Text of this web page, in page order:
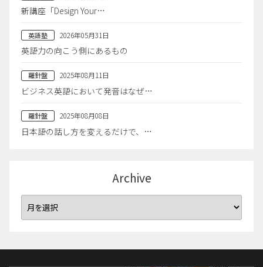
新講座「Design Your…
英語塾 2026年05月31日
英語力の向こう側にあるもの
羅針盤 2025年08月11日
ビジネス英語において発音はなぜ…
羅針盤 2025年08月08日
日本語の話し方を変えるだけで、…
Archive